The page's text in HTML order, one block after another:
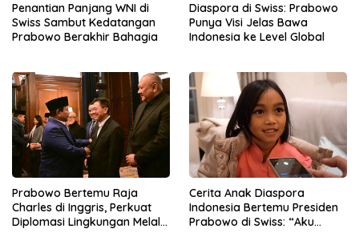
Penantian Panjang WNI di
Swiss Sambut Kedatangan
Prabowo Berakhir Bahagia
Diaspora di Swiss: Prabowo
Punya Visi Jelas Bawa
Indonesia ke Level Global
Prabowo Bertemu Raja
Charles di Inggris, Perkuat
Diplomasi Lingkungan Melalui
Cerita Anak Diaspora
Indonesia Bertemu Presiden
Prabowo di Swiss: “Aku